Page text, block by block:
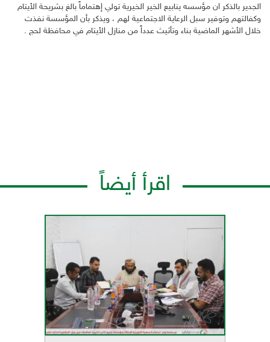
الجدير بالذكر ان مؤسسه ينابيع الخير الخيرية تولي إهتماماً بالغ بشريحة الأيتام
وكفالتهم وتوفير سبل الرعاية الاجتماعية لهم ، ويذكر بأن المؤسسة نفذت
خلال الأشهر الماضية بناء وتأثيث عدداً من منازل الأيتام في محافظة لحج .
اقرأ أيضاً